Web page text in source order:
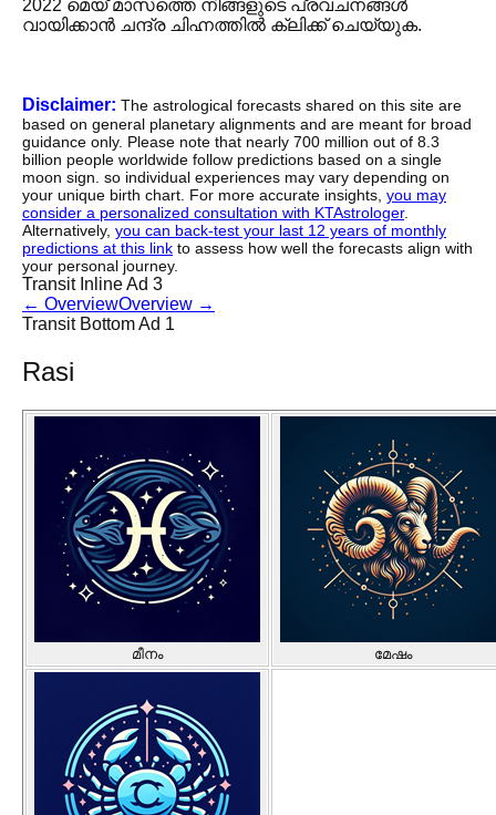
2022 മെയ് മാസത്തെ നിങ്ങളുടെ പ്രവചനങ്ങൾ
വായിക്കാൻ ചന്ദ്ര ചിഹ്നത്തിൽ ക്ലിക്ക് ചെയ്യുക.
Disclaimer: The astrological forecasts shared on this site are
based on general planetary alignments and are meant for broad
guidance only. Please note that nearly 700 million out of 8.3
billion people worldwide follow predictions based on a single
moon sign. so individual experiences may vary depending on
your unique birth chart. For more accurate insights, you may
consider a personalized consultation with KTAstrologer.
Alternatively, you can back-test your last 12 years of monthly
predictions at this link to assess how well the forecasts align with
your personal journey.
Transit Inline Ad 3
← OverviewOverview →
Transit Bottom Ad 1
Rasi
മീനം മേഷം